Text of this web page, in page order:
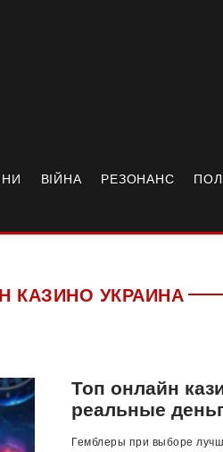
ВІЙНА РЕЗОНАНС
КАЗИНО УКРАИНА
Топ онлайн
реальные
Гемблеры при выборе